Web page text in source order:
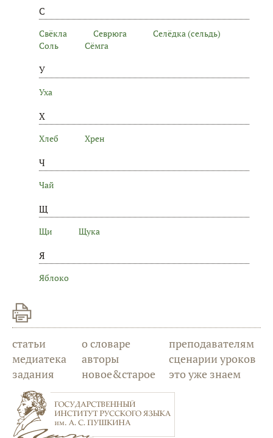
С
Свёкла Севрюга
Селёдка (сельдь)
Соль
Сёмга
У
Уха
Х
Хлеб Хрен
Ч
Чай
Щ
Щи Щука
Я
Яблоко
статьи
медиатека
задания
о словаре
авторы
новое&старое
преподавателям
сценарии уроков
это уже знаем